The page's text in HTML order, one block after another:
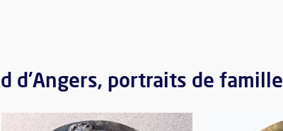
d'Angers, portraits de famille